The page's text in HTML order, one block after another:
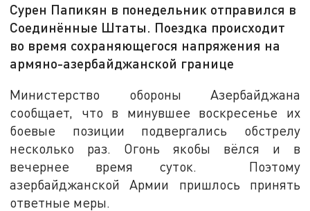
Сурен Папикян в понедельник отправился в
Соединённые Штаты. Поездка происходит
во время сохраняющегося напряжения на
армяно-азербайджанской границе
Министерство обороны Азербайджана
сообщает, что в минувшее воскресенье их
боевые позиции подвергались обстрелу
несколько раз. Огонь якобы вёлся и в
вечернее время суток. Поэтому
азербайджанской Армии пришлось принять
ответные меры.